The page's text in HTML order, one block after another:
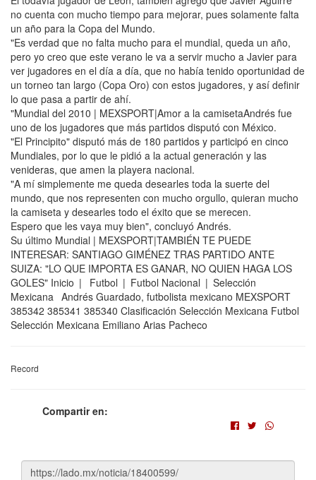
no cuenta con mucho tiempo para mejorar, pues solamente falta
un año para la Copa del Mundo.
"Es verdad que no falta mucho para el mundial, queda un año,
pero yo creo que este verano le va a servir mucho a Javier para
ver jugadores en el día a día, que no había tenido oportunidad de
un torneo tan largo (Copa Oro) con estos jugadores, y así definir
lo que pasa a partir de ahí.
"Mundial del 2010 | MEXSPORT|Amor a la camisetaAndrés fue
uno de los jugadores que más partidos disputó con México.
"El Principito" disputó más de 180 partidos y participó en cinco
Mundiales, por lo que le pidió a la actual generación y las
venideras, que amen la playera nacional.
"A mí simplemente me queda desearles toda la suerte del
mundo, que nos representen con mucho orgullo, quieran mucho
la camiseta y desearles todo el éxito que se merecen.
Espero que les vaya muy bien", concluyó Andrés.
Su último Mundial | MEXSPORT|TAMBIÉN TE PUEDE
INTERESAR: SANTIAGO GIMÉNEZ TRAS PARTIDO ANTE
SUIZA: "LO QUE IMPORTA ES GANAR, NO QUIEN HAGA LOS
GOLES" Inicio | Futbol | Futbol Nacional | Selección
Mexicana Andrés Guardado, futbolista mexicano MEXSPORT
385342 385341 385340 Clasificación Selección Mexicana Futbol
Selección Mexicana Emiliano Arias Pacheco
Record
Compartir en: